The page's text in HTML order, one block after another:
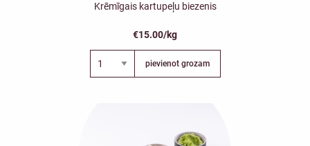
Krēmīgais kartupeļu biezenis
€15.00/kg
pievienot grozam